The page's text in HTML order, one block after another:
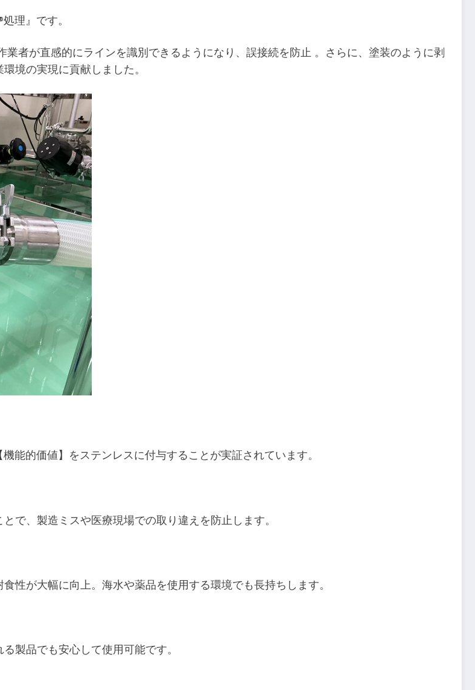
理』です。
者が直感的にラインを識別できるようになり、誤接続を防止 。さらに、塗装のように剥
境の実現に貢献しました。
能的価値】をステンレスに付与することが実証されています。
で、製造ミスや医療現場での取り違えを防止します。
性が大幅に向上。海水や薬品を使用する環境でも長持ちします。
製品でも安心して使用可能です。